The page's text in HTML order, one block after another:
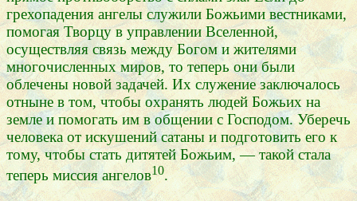
грехопадения ангелы служили Божьими вестниками,
помогая Творцу в управлении Вселенной,
осуществляя связь между Богом и жителями
многочисленных миров, то теперь они были
облечены новой задачей. Их служение заключалось
отныне в том, чтобы охранять людей Божьих на
земле и помогать им в общении с Господом. Уберечь
человека от искушений сатаны и подготовить его к
тому, чтобы стать дитятей Божьим, — такой стала
теперь миссия ангелов10.